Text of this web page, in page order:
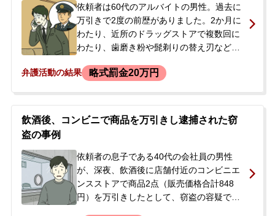
依頼者は60代のアルバイトの男性。過去に
万引きで2度の前歴がありました。2か月に
わたり、近所のドラッグストアで複数回に
わたり、歯磨き粉や髭剃りの替え刃など合
た。後日、警察から連絡があり聴取を受け
れました。
弁護活動の結果 略式罰金20万円
飲酒後、コンビニで商品を万引きし逮捕された窃
盗の事例
依頼者の息子である40代の会社員の男性
が、深夜、飲酒後に店舗付近のコンビニエ
ンスストアで商品2点（販売価格合計848
円）を万引きしたとして、窃盗の容疑で逮